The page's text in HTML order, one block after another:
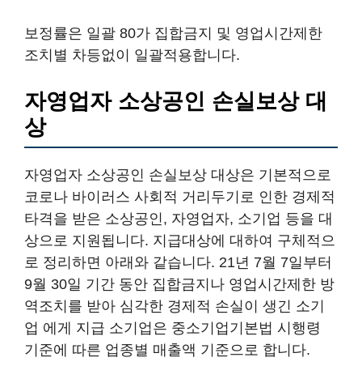
보정률은 일괄 80가 집합금지 및 영업시간제한
조치별 차등없이 일괄적용합니다.
자영업자 소상공인 손실보상 대
상
자영업자 소상공인 손실보상 대상은 기본적으로
코로나 바이러스 사회적 거리두기로 인한 경제적
타격을 받은 소상공인, 자영업자, 소기업 등을 대
상으로 지원됩니다. 지급대상에 대하여 구체적으
로 정리하면 아래와 같습니다. 21년 7월 7일부터
9월 30일 기간 동안 집합금지나 영업시간제한 방
역조치를 받아 심각한 경제적 손실이 생긴 소기
업 에게 지급 소기업은 중소기업기본법 시행령
기준에 따른 업종별 매출액 기준으로 합니다.